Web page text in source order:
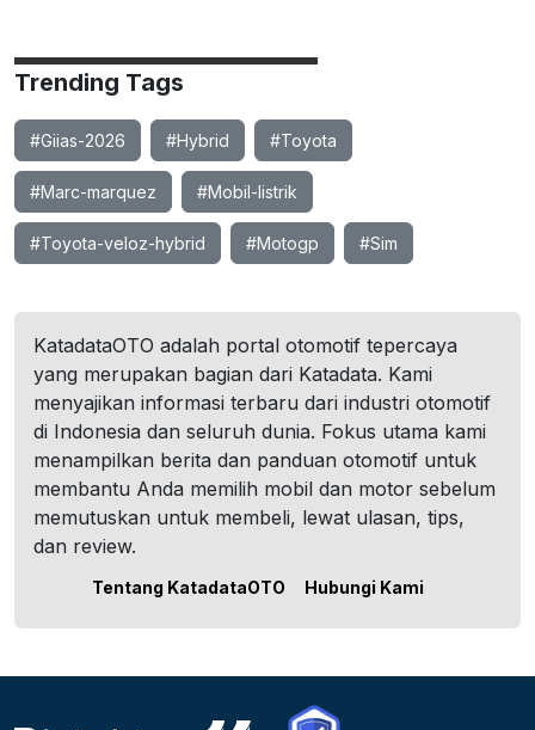
Trending Tags
#Giias-2026 #Hybrid #Toyota
#Marc-marquez #Mobil-listrik
#Toyota-veloz-hybrid #Motogp #Sim
KatadataOTO adalah portal otomotif tepercaya
yang merupakan bagian dari Katadata. Kami
menyajikan informasi terbaru dari industri otomotif
di Indonesia dan seluruh dunia. Fokus utama kami
menampilkan berita dan panduan otomotif untuk
membantu Anda memilih mobil dan motor sebelum
memutuskan untuk membeli, lewat ulasan, tips,
dan review.
Tentang KatadataOTO Hubungi Kami